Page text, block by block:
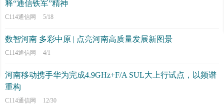
释“通信铁军”精神
C114通信网 5/18
数智河南 多彩中原 | 点亮河南高质量发展新图景
C114通信网 4/1
河南移动携手华为完成4.9GHz+F/A SUL大上行试点，以频谱
重构
C114通信网 12/30